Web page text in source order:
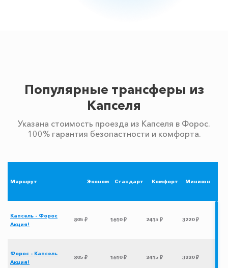
Популярные трансферы из
Капселя
Указана стоимость проезда из Капселя в Форос.
100% гарантия безопастности и комфорта.
Маршрут Эконом Стандарт Комфорт Минивэн
Капсель - Форос
Акция!
805 ₽ 1610 ₽ 2415 ₽ 3220 ₽
Форос - Капсель
Акция!
805 ₽ 1610 ₽ 2415 ₽ 3220 ₽